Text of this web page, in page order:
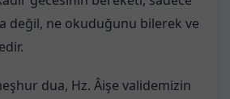
değil, ne okuduğunu bilerek ve
dua, Hz. Âişe validemizin